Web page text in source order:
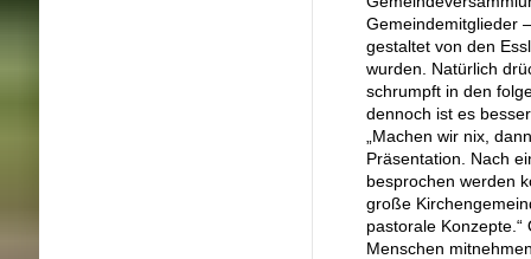
Gemeindemitglieder
gestaltet von den
wurden. Natürlich
schrumpft in den
dennoch ist es
„Machen wir nix,
Präsentation. Nach
besprochen werden
große
pastorale
Menschen